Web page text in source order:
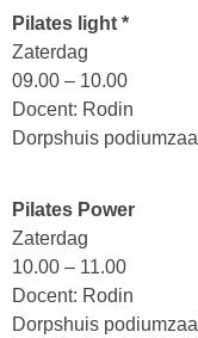
Pilates light *
Zaterdag
09.00 – 10.00
Docent: Rodin
Dorpshuis podiumzaal
Pilates Power
Zaterdag
10.00 – 11.00
Docent: Rodin
Dorpshuis podiumzaal